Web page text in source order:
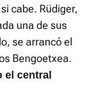
cabe. Rüdiger,
una de sus
se arrancó el
Bengoetxea.
el central